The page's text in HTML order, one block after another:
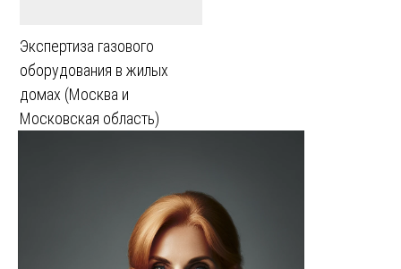
Экспертиза газового
оборудования в жилых
домах (Москва и
Московская область)